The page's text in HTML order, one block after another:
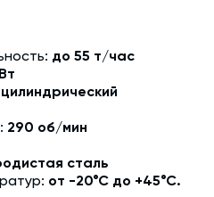
перевооружение
и монтаж
обследование и ремонт
наладка и обучение
управления (АСУ ТП) любой
до 55 т/час
290 об/мин
сталь
от -20°С до +45°С.